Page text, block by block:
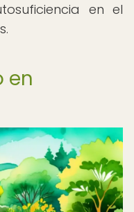
en el
en